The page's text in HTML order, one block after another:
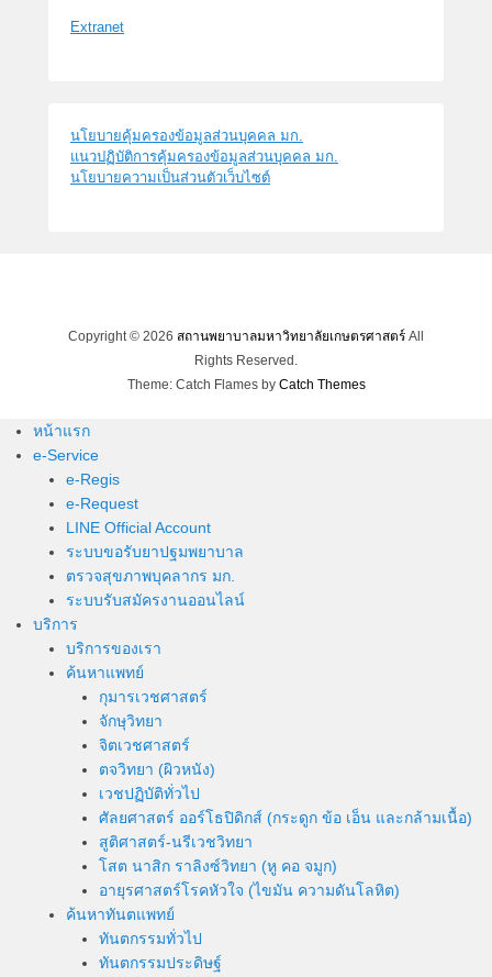
Extranet
นโยบายคุ้มครองข้อมูลส่วนบุคคล มก.
แนวปฏิบัติการคุ้มครองข้อมูลส่วนบุคคล มก.
นโยบายความเป็นส่วนตัวเว็บไซต์
Copyright © 2026 สถานพยาบาลมหาวิทยาลัยเกษตรศาสตร์ All
Rights Reserved.
Theme: Catch Flames by Catch Themes
หน้าแรก
e-Service
e-Regis
e-Request
LINE Official Account
ระบบขอรับยาปฐมพยาบาล
ตรวจสุขภาพบุคลากร มก.
ระบบรับสมัครงานออนไลน์
บริการ
บริการของเรา
ค้นหาแพทย์
กุมารเวชศาสตร์
จักษุวิทยา
จิตเวชศาสตร์
ตจวิทยา (ผิวหนัง)
เวชปฏิบัติทั่วไป
ศัลยศาสตร์ ออร์โธปิดิกส์ (กระดูก ข้อ เอ็น และกล้ามเนื้อ)
สูติศาสตร์-นรีเวชวิทยา
โสต นาสิก ราลิงซ์วิทยา (หู คอ จมูก)
อายุรศาสตร์โรคหัวใจ (ไขมัน ความดันโลหิต)
ค้นหาทันตแพทย์
ทันตกรรมทั่วไป
ทันตกรรมประดิษฐ์